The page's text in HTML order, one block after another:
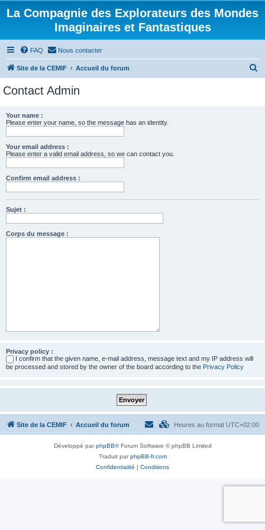
La Compagnie des Explorateurs des Mondes
Imaginaires et Fantastiques
FAQ Nous contacter
Site de la CEMIF Accueil du forum
Contact Admin
Your name :
Please enter your name, so the message has an identity.
Your email address :
Please enter a valid email address, so we can contact you.
Confirm email address :
Sujet :
Corps du message :
Privacy policy :
I confirm that the given name, e-mail address, message text and my IP address will
be processed and stored by the owner of the board according to the Privacy Policy
Site de la CEMIF Accueil du forum Heures au format UTC+02:00
Développé parphpBB® Forum Software © phpBB Limited
Traduit parphpBB-fr.com
Confidentialité | Conditions